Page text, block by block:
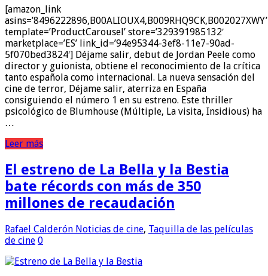
[amazon_link
asins=’8496222896,B00ALIOUX4,B009RHQ9CK,B002027XWY’
template=’ProductCarousel’ store=’329391985132′
marketplace=’ES’ link_id=’94e95344-3ef8-11e7-90ad-
5f070bed3824′] Déjame salir, debut de Jordan Peele como
director y guionista, obtiene el reconocimiento de la crítica
tanto española como internacional. La nueva sensación del
cine de terror, Déjame salir, aterriza en España
consiguiendo el número 1 en su estreno. Este thriller
psicológico de Blumhouse (Múltiple, La visita, Insidious) ha
…
Leer más
El estreno de La Bella y la Bestia
bate récords con más de 350
millones de recaudación
Rafael Calderón Noticias de cine, Taquilla de las películas
de cine 0